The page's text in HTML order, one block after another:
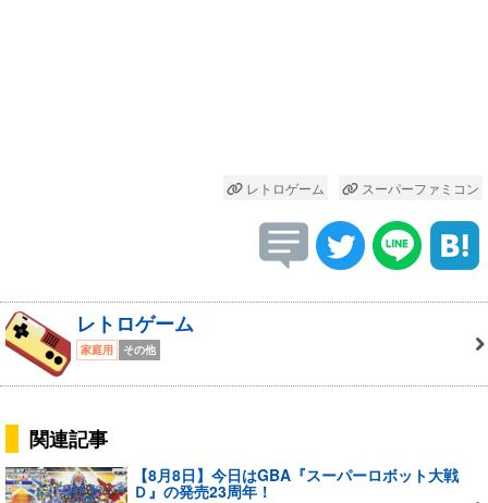
レトロゲーム スーパーファミコン
レトロゲーム
家庭用 その他
関連記事
【8月8日】今日はGBA『スーパーロボット大戦
Ｄ』の発売23周年！